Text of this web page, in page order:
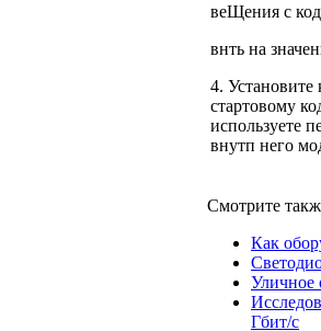
веЩения с
внть на
4. Установите
стартовому
используете
внутп него
Смотрите
Как
Уличное
Гбит/с